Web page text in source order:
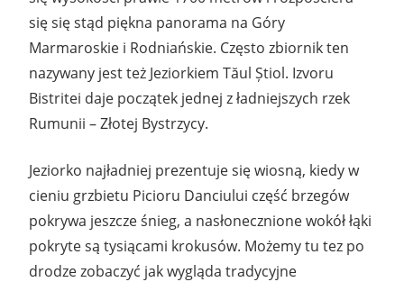
się się stąd piękna panorama na Góry
Marmaroskie i Rodniańskie. Często zbiornik ten
nazywany jest też Jeziorkiem Tăul Știol. Izvoru
Bistritei daje początek jednej z ładniejszych rzek
Rumunii – Złotej Bystrzycy.
Jeziorko najładniej prezentuje się wiosną, kiedy w
cieniu grzbietu Picioru Danciului część brzegów
pokrywa jeszcze śnieg, a nasłonecznione wokół łąki
pokryte są tysiącami krokusów. Możemy tu tez po
drodze zobaczyć jak wygląda tradycyjne